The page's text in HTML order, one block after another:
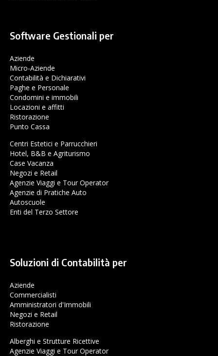
Software Gestionali per
Aziende
Micro-Aziende
Contabilità e Dichiarativi
Paghe e Personale
Condomini e immobili
Locazioni e affitti
Ristorazione
Punto Cassa
Centri Estetici e Parrucchieri
Hotel, B&B e Agriturismo
Case Vacanza
Negozi e Retail
Agenzie Viaggi e Tour Operator
Agenzie di Pratiche Auto
Autoscuole
Enti del Terzo Settore
Soluzioni di Contabilità per
Aziende
Commercialisti
Amministratori d'Immobili
Negozi e Retail
Ristorazione
Alberghi e Strutture Ricettive
Agenzie Viaggi e Tour Operator